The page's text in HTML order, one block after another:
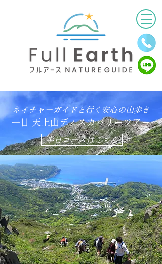
ネイチャーガイドと行く安心の山歩き
一日 天上山ディスカバリーツアー
半日コースはこちら